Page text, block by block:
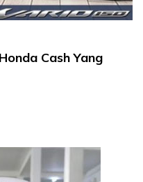
Cash Yang